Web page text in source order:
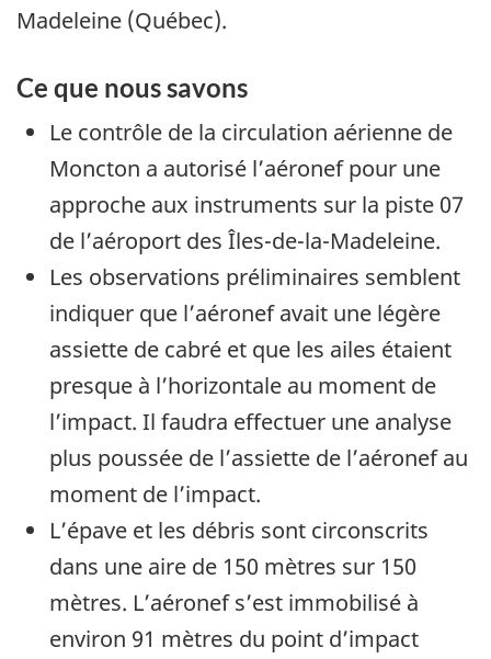
Madeleine (Québec).
Ce que nous savons
Le contrôle de la circulation aérienne de
Moncton a autorisé l’aéronef pour une
approche aux instruments sur la piste 07
de l’aéroport des Îles-de-la-Madeleine.
Les observations préliminaires semblent
indiquer que l’aéronef avait une légère
assiette de cabré et que les ailes étaient
presque à l’horizontale au moment de
l’impact. Il faudra effectuer une analyse
plus poussée de l’assiette de l’aéronef au
moment de l’impact.
L’épave et les débris sont circonscrits
dans une aire de 150 mètres sur 150
mètres. L’aéronef s’est immobilisé à
environ 91 mètres du point d’impact